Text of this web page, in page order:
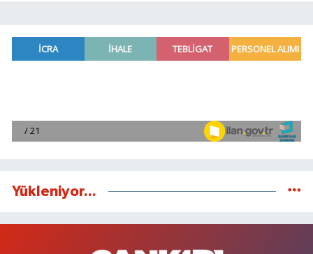
Yükleniyor...